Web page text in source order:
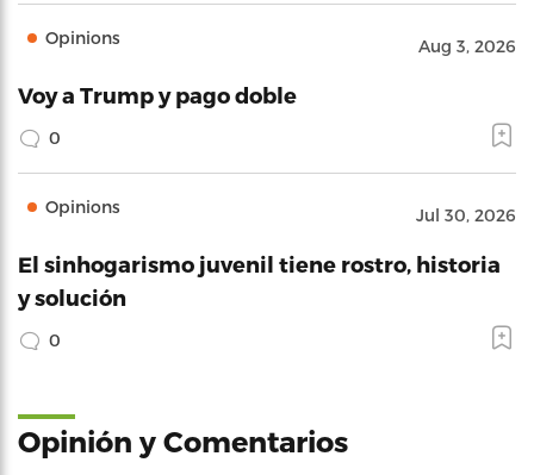
Opinions Aug 3, 2026
Voy a Trump y pago doble
0
Opinions Jul 30, 2026
El sinhogarismo juvenil tiene rostro, historia
y solución
0
Opinión y Comentarios